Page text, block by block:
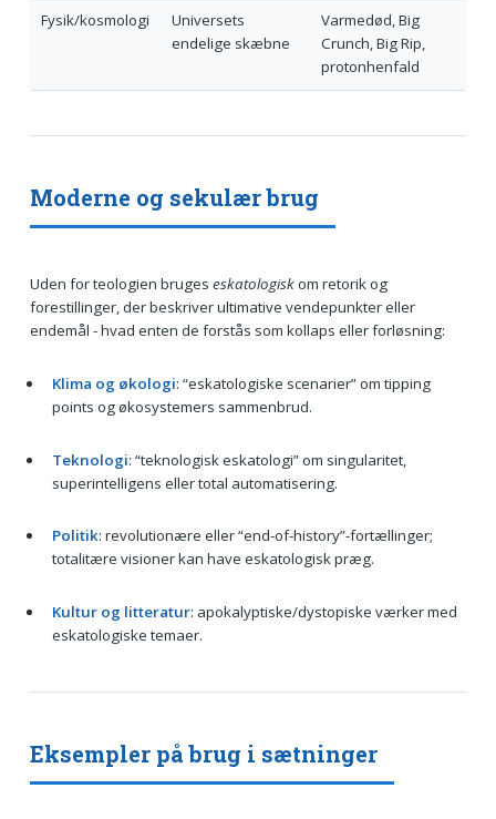
Fysik/kosmologi
Universets
endelige skæbne
Varme­død, Big
Crunch, Big Rip,
protonhenfald
Moderne og sekulær brug
Uden for teologien bruges eskatologiskom retorik og
forestillinger, der beskriver ultimative vendepunkter eller
endemål - hvad enten de forstås som kollaps eller forløsning:
Klima og økologi: “eskatologiske scenarier” om tipping
points og økosystemers sammenbrud.
Teknologi: “teknologisk eskatologi” om singularitet,
superintelligens eller total automatisering.
Politik: revolutionære eller “end-of-history”-fortællinger;
totalitære visioner kan have eskatologisk præg.
Kultur og litteratur: apokalyptiske/dystopiske værker med
eskatologiske temaer.
Eksempler på brug i sætninger